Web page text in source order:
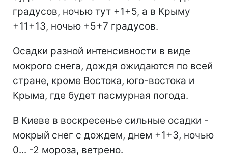
градусов, ночью тут +1+5, а в Крыму
+11+13, ночью +5+7 градусов.
Осадки разной интенсивности в виде
мокрого снега, дождя ожидаются по всей
стране, кроме Востока, юго-востока и
Крыма, где будет пасмурная погода.
В Киеве в воскресенье сильные осадки -
мокрый снег с дождем, днем +1+3, ночью
0... -2 мороза, ветрено.